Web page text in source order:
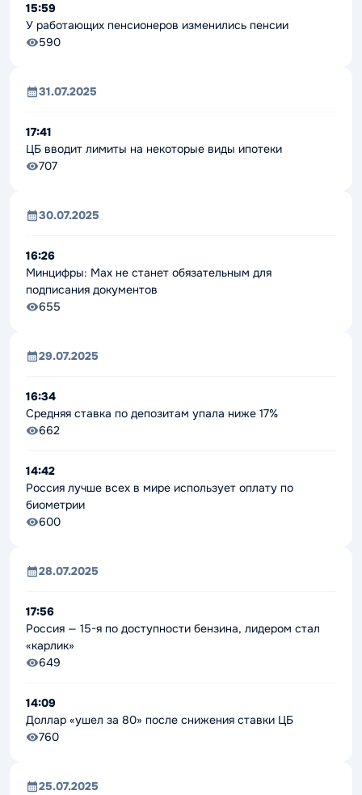
15:59
У работающих пенсионеров изменились пенсии
590
31.07.2025
17:41
ЦБ вводит лимиты на некоторые виды ипотеки
707
30.07.2025
16:26
Минцифры: Max не станет обязательным для
подписания документов
655
29.07.2025
16:34
Средняя ставка по депозитам упала ниже 17%
662
14:42
Россия лучше всех в мире использует оплату по
биометрии
600
28.07.2025
17:56
Россия — 15-я по доступности бензина, лидером стал
«карлик»
649
14:09
Доллар «ушел за 80» после снижения ставки ЦБ
760
25.07.2025